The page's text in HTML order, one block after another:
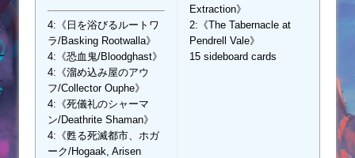
4:《日を浴びるルートワ
ラ/Basking Rootwalla》
4:《恐血鬼/Bloodghast》
4:《溜め込み屋のアウ
フ/Collector Ouphe》
4:《死儀礼のシャーマ
ン/Deathrite Shaman》
4:《甦る死滅都市、ホガ
ーク/Hogaak, Arisen
Extraction》
2:《The Tabernacle at
Pendrell Vale》
15 sideboard cards